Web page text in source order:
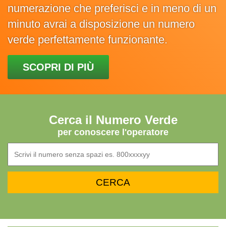
numerazione che preferisci e in meno di un
minuto avrai a disposizione un numero
verde perfettamente funzionante.
SCOPRI DI PIÙ
Cerca il Numero Verde
per conoscere l'operatore